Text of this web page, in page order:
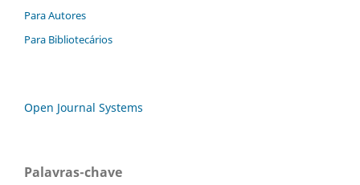
Para Autores
Para Bibliotecários
Open Journal Systems
Palavras-chave